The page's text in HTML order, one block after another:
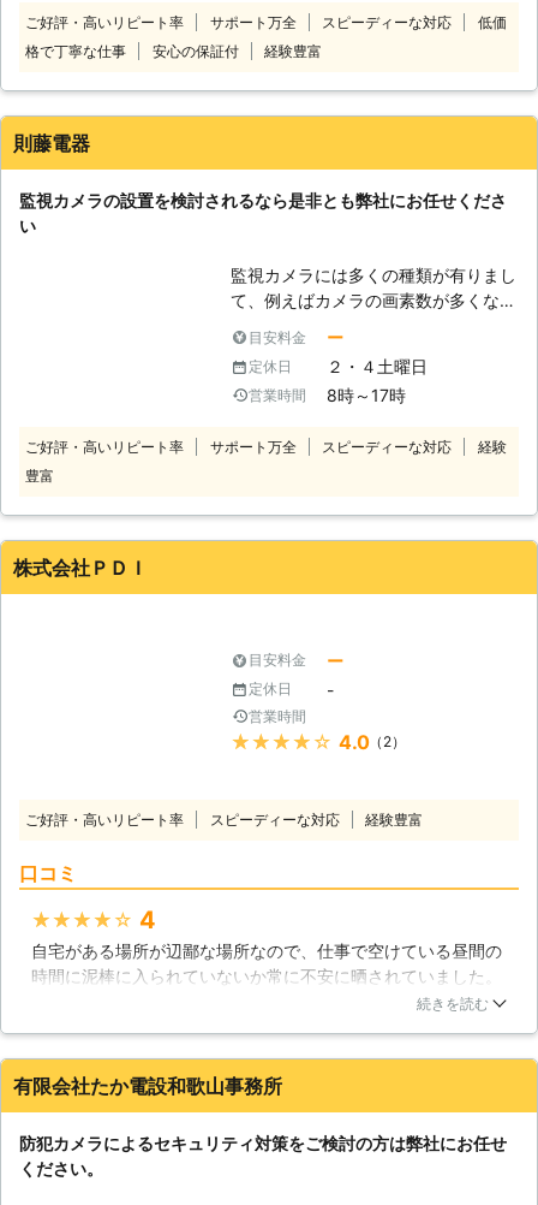
「安全管理」「衛生管理」「不正の防
止」などの用途で設置される場合が多
いです。目的に合わせた設置によっ
て、トラブルを防ぐお手伝いをいたし
ます。 【大手メーカーの防犯カメラ
普及から防犯カメラの種類が増え、手
軽な設備でもカメラを設置できるよう
になりました。大手アンテナメーカー
が、ワイヤレス防犯カメラを出してい
ます。外出先でもネット環境さえあれ
チェックできるのです。 当店ではDX
アンテナやマスプロの設備をはじめ、
さまざまな防犯カメラを扱っていま
よって有資格者が最適なご提案をさせ
ドームカメラ・箱型カメラ・街頭防犯
カメラ・小型カメラ など
カメラを設置しても適切な場所に置い
ていなければ、有事の際に何も映らな
い場合があります。 それならどこに
防犯カメラをセットしたらいいのかわ
からなくてお手上げ……そんなときこ
山市を中心とした地域にお住まいのお
客様から防犯カメラ設置のご依頼を承
もそもちゃんと置いてくれるの？とご
不安なお客様もいらっしゃるかもしれ
ません。SME株式会社はそんなお客様
のご不安を解消できるような以下の特
徴を持っています。 【防犯設備士在
籍！SME株式会社の特徴】 ①企業の
ハウ！ SME株式会社は防犯カメラ設
績を持つSME株式会社だからこそ、ど
の場所に防犯カメラを設置するのが効
ハウを持っています。 ②防犯設備士
知識や技術を持った防犯設備のプロで
す。SME株式会社の防犯設備士は、近
年の犯罪動向に関しても熟知。さらに
現場調査の際は必ず現場確認をおこな
年の犯罪がご不安なお客様も安心して
メラのリースプログラム！ 「防犯カ
配が……」とご不安な方もいらっしゃ
るのではないでしょうか。SMEのリー
スプログラムでは、防犯カメラの設備
の更新もおこなうため、古いカメラが
そのまま放置されてしまうことを防げ
カメラ設置をおこなっているSME株式
出来たら性能のいい防犯カメラで、万
引きを改善したいもの。そんなときこ
社キャトルプランにはお客様から選ば
犯カメラをご提案いたします 株式会
社キャトルプランの強みは高画質防犯
カメラやネットワーク方式の防犯カメ
ラなどの品揃えが豊富であるというこ
とです。また、防犯カメラの設置から
メンテナンスまでトータルサポートい
あるからこそお客様のご希望に応じた
会社キャトルプランの防犯カメラ設置
で、万引きが止まり安心してお店を経
営できる環境を手に入れてみません
か。
ご好評・高いリピート率 サポート万全 スピーディーな対応
低価
格で丁寧な仕事
安心の保証付 経験豊富
則藤電器
監視カメラの設置を検討されるなら是非とも弊社にお任せくださ
い
監視カメラには多くの種類が有りまし
て、例えばカメラの画素数が多くなり
に、詳細な動きなども確認する事が可
能です。赤外線カメラが付いています
と夜間でも画像を記録する事が出来ま
専門知識や最適な設置場所の選定、電
する事が可能です。
目安料金 ー
定休日 ２・４土曜日
営業時間 8時～17時
ご好評・高いリピート率 サポート万全 スピーディーな対応
経験
豊富
株式会社ＰＤＩ
目安料金 ー
定休日 -
営業時間
★★★★★ 4.0（2）
ご好評・高いリピート率 スピーディーな対応 経験豊富
口コミ
★★★★★ 4
自宅がある場所が辺鄙な場所なので、仕事で空けている昼間の
時間に泥棒に入られていないか常に不安に晒されていました。
それで、集中して仕事をするために、株式会社PDIに監視カメ
行ってくれました。何から何までサポートして頂き、感謝して
います。
和歌山県 岩出市 2016年11月24日
続きを読む
有限会社たか電設和歌山事務所
防犯カメラによるセキュリティ対策をご検討の方は弊社にお任せ
ください。